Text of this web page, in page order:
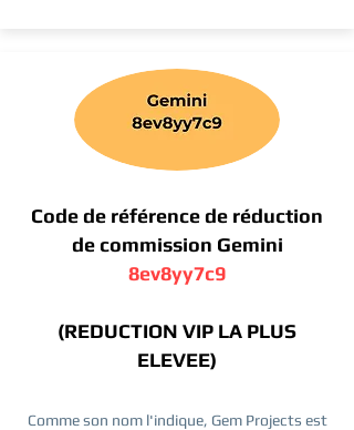
Code de référence de réduction
de commission Gemini
8ev8yy7c9
(REDUCTION VIP LA PLUS
ELEVEE)
Comme son nom l'indique, Gem Projects est